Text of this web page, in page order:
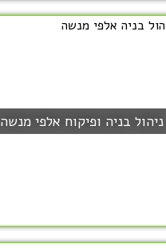
ניהול בניה ופיקוח אלפי מנשה